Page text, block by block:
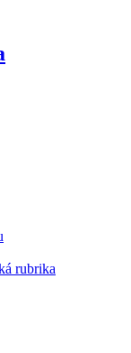
rubrika